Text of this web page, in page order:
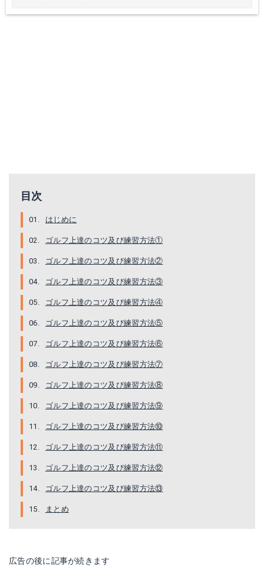
目次
はじめに
ゴルフ上達のコツ及び練習方法①
ゴルフ上達のコツ及び練習方法②
ゴルフ上達のコツ及び練習方法③
ゴルフ上達のコツ及び練習方法④
ゴルフ上達のコツ及び練習方法⑤
ゴルフ上達のコツ及び練習方法⑥
ゴルフ上達のコツ及び練習方法⑦
ゴルフ上達のコツ及び練習方法⑧
ゴルフ上達のコツ及び練習方法⑨
ゴルフ上達のコツ及び練習方法⑩
ゴルフ上達のコツ及び練習方法⑪
ゴルフ上達のコツ及び練習方法⑫
ゴルフ上達のコツ及び練習方法⑬
まとめ
広告の後に記事が続きます